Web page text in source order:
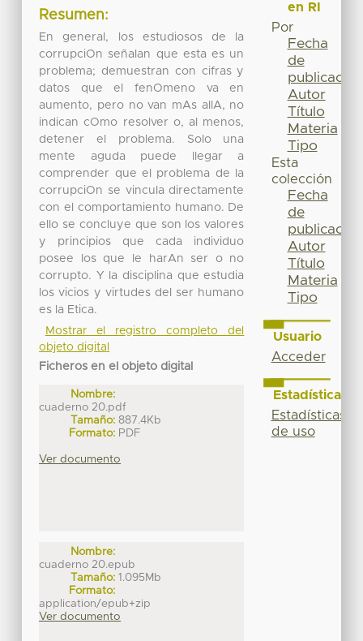
Resumen:
En general, los estudiosos de la
corrupciOn señalan que esta es un
problema; demuestran con cifras y
datos que el fenOmeno va en
aumento, pero no van mAs allA, no
indican cOmo resolver o, al menos,
detener el problema. Solo una
mente aguda puede llegar a
comprender que el problema de la
corrupciOn se vincula directamente
con el comportamiento humano. De
ello se concluye que son los valores
y principios que cada individuo
posee los que le harAn ser o no
corrupto. Y la disciplina que estudia
los vicios y virtudes del ser humano
es la Etica.
Mostrar el registro completo del
objeto digital
Ficheros en el objeto digital
Nombre:
cuaderno 20.pdf
Tamaño: 887.4Kb
Formato: PDF
Ver documento
Nombre:
cuaderno 20.epub
Tamaño: 1.095Mb
Formato:
application/epub+zip
Ver documento
en RI
Por
Fecha
de
publicación
Autor
Título
Materia
Tipo
Esta
colección
Fecha
de
publicación
Autor
Título
Materia
Tipo
Usuario
Acceder
Estadísticas
Estadísticas
de uso